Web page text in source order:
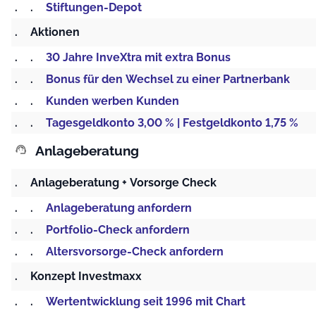
.
.
Stiftungen-Depot
.
Aktionen
.
.
30 Jahre InveXtra mit extra Bonus
.
.
Bonus für den Wechsel zu einer Partnerbank
.
.
Kunden werben Kunden
.
. Tagesgeldkonto 3,00 % | Festgeldkonto 1,75 %
support_agent Anlageberatung
.
Anlageberatung + Vorsorge Check
.
.
Anlageberatung anfordern
.
.
Portfolio-Check anfordern
.
.
Altersvorsorge-Check anfordern
.
Konzept Investmaxx
.
.
Wertentwicklung seit 1996 mit Chart